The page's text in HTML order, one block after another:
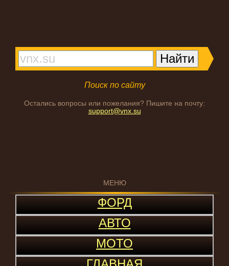
Поиск по сайту
Остались вопросы или пожелания? Пишите на почту:
support@vnx.su
МЕНЮ
ФОРД
АВТО
МОТО